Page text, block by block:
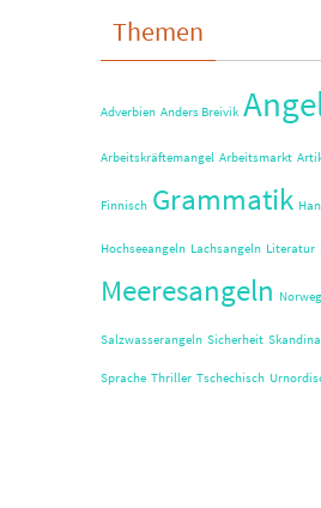
Themen
Adverbien Anders Breivik
Arbeitskräftemangel Arbeitsmarkt
Finnisch Grammatik
Hochseeangeln Lachsangeln Literatur
Meeresangeln
Salzwasserangeln Sicherheit
Sprache Thriller Tschechisch